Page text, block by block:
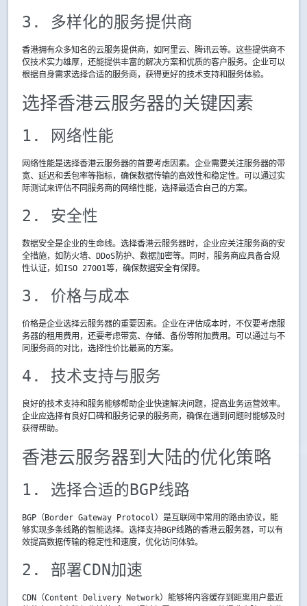
3. 多样化的服务提供商
香港拥有众多知名的云服务提供商，如阿里云、腾讯云等。这些提供商不
仅技术实力雄厚，还能提供丰富的解决方案和优质的客户服务。企业可以
根据自身需求选择合适的服务商，获得更好的技术支持和服务体验。
选择香港云服务器的关键因素
1. 网络性能
网络性能是选择香港云服务器的首要考虑因素。企业需要关注服务器的带
宽、延迟和丢包率等指标，确保数据传输的高效性和稳定性。可以通过实
际测试来评估不同服务商的网络性能，选择最适合自己的方案。
2. 安全性
数据安全是企业的生命线。选择香港云服务器时，企业应关注服务商的安
全措施，如防火墙、DDoS防护、数据加密等。同时，服务商应具备合规
性认证，如ISO 27001等，确保数据安全有保障。
3. 价格与成本
价格是企业选择云服务器的重要因素。企业在评估成本时，不仅要考虑服
务器的租用费用，还要考虑带宽、存储、备份等附加费用。可以通过与不
同服务商的对比，选择性价比最高的方案。
4. 技术支持与服务
良好的技术支持和服务能够帮助企业快速解决问题，提高业务运营效率。
企业应选择有良好口碑和服务记录的服务商，确保在遇到问题时能够及时
获得帮助。
香港云服务器到大陆的优化策略
1. 选择合适的BGP线路
BGP（Border Gateway Protocol）是互联网中常用的路由协议，能
够实现多条线路的智能选择。选择支持BGP线路的香港云服务器，可以有
效提高数据传输的稳定性和速度，优化访问体验。
2. 部署CDN加速
CDN（Content Delivery Network）能够将内容缓存到距离用户最近